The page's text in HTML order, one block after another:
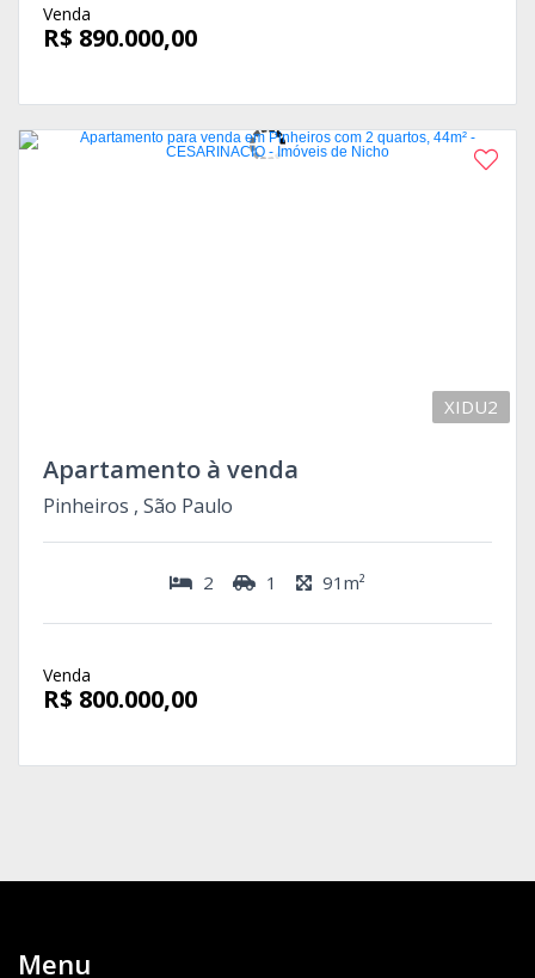
Venda
R$ 890.000,00
XIDU2
Apartamento à venda
Pinheiros , São Paulo
2 1 91m²
Venda
R$ 800.000,00
Menu